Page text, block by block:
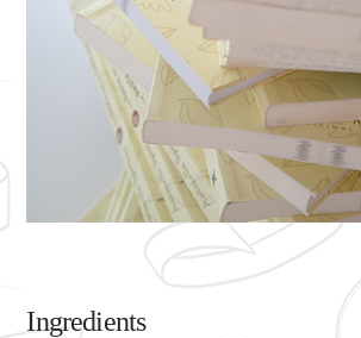
Ingredients